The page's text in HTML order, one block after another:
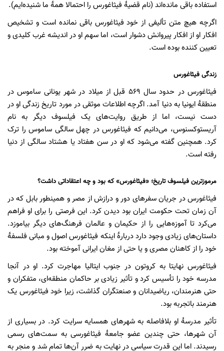
استفاده باقی مانده‌اند (نام قضیۀ فیثاغورس را احتمالا همۀ ما شنیده‌ایم).
اگرچه هیچ متن تألیفی از خود فیثاغورس باقی نمانده است و تشخیص
افکار او از افکار پیروانش دشوار است، اما سهم او در اندیشه غرب کلیدی و
تعیین کننده بوده است.
زندگی فیثاغورس
فیثاغورس در حدود سال ۵۶۹ قبل از میلاد در شهر یونانی ساموس در
منطقۀ ایونیا به دنیا آمد. اگرچه اطلاعات موثقی در مورد تاریخ زندگی او در
دست نیست، اما از طریق روایت‌های یک فیلسوف دیگر به نام
آریستوکسنوس، می‌دانیم که فیثاغورس در چهل سالگی ساموس را ترک
کرد. همچنین گفته می‌شود که او در سن هفتاد یا هشتاد سالگی از دنیا
رفته است.
مرموزترین فیلسوف تاریخ؛ «فیثاغورس» که بود و چه اعتقاداتی داشت؟
فیثاغورس در جریان سفرهای دور و درازش از مصر و همینطور بابل که در
آن زمان تحت حکومت ایران بود دیدن کرد. این فرصتی را برای او فراهم
می‌کرد تا آموزه‌هایی را از حکیمان و عالمان فرهنگ‌های دیگر بیاموزد.
داستان‌های زیادی وجود دارد دربارۀ اینکه فیثاغورس اصول و مبانی فلسفۀ
خود را از کاهنان مصری و یا حتی از مغان ایرانی آموخته بود.
فیثاغورس نهایتا به کروتون در جنوب ایتالیا مهاجرت کرد. او در آنجا
مدرسه خود را تأسیس کرد و تأثیر زیادی بر حاکمان منطقه‌ای، متفکران و
حتی هنرمندان، ریاضیدانان و صنعتگران گذاشت، زیرا خود فیثاغورس یک
هنرمند باتجربه بود.
تأثیر مدرسۀ او بلافاصله به شهرهای همسایه سرایت کرد. در بسیاری از
آن شهرها، حتی چندین عضو جامعۀ فیثاغورسی به سمت‌های رسمی
رسیدند. اما این قدرت سیاسی در نهایت به ضرر آن‌ها تمام شد و منجر به